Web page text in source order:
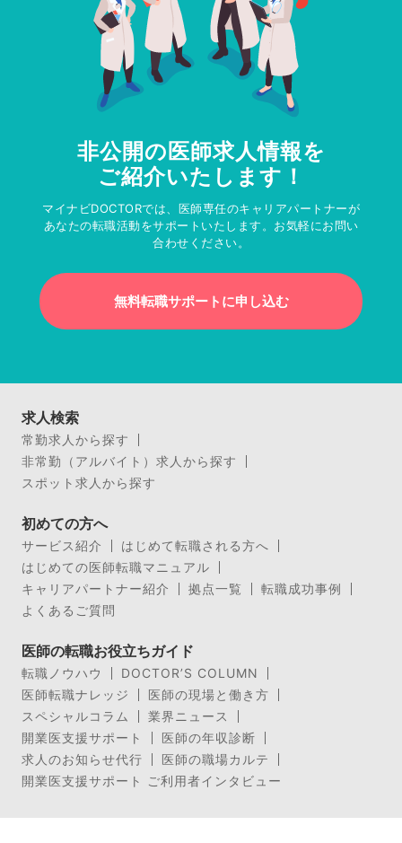
非公開の医師求人情報を
ご紹介いたします！
マイナビDOCTORでは、医師専任のキャリアパートナーが
あなたの転職活動をサポートいたします。お気軽にお問い
合わせください。
無料転職サポートに申し込む
求人検索
常勤求人から探す
非常勤（アルバイト）求人から探す
スポット求人から探す
初めての方へ
サービス紹介
はじめて転職される方へ
はじめての医師転職マニュアル
キャリアパートナー紹介
拠点一覧
転職成功事例
よくあるご質問
医師の転職お役立ちガイド
転職ノウハウ
DOCTOR’S COLUMN
医師転職ナレッジ
医師の現場と働き方
スペシャルコラム
業界ニュース
開業医支援サポート
医師の年収診断
求人のお知らせ代行
医師の職場カルテ
開業医支援サポート ご利用者インタビュー